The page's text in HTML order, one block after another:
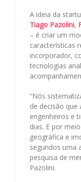
A ideia da
Tiago Pazolini,
– é criar um
características
incorporador,
tecnologias
“Nós
de decisão que
engenheiros e
dias. E por
geográfica e
segundos uma
pesquisa de
Pazolini.